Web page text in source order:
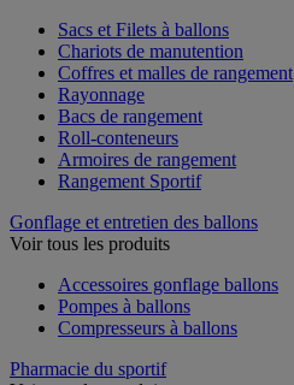
Sacs et Filets à ballons
Chariots de manutention
Coffres et malles de rangement
Rayonnage
Bacs de rangement
Roll-conteneurs
Armoires de rangement
Rangement Sportif
Gonflage et entretien des ballons
Voir tous les produits
Accessoires gonflage ballons
Pompes à ballons
Compresseurs à ballons
Pharmacie du sportif